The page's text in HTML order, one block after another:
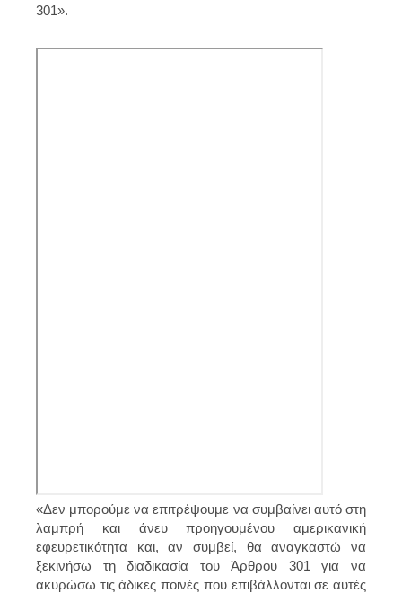
301».
«Δεν μπορούμε να επιτρέψουμε να συμβαίνει αυτό στη
λαμπρή και άνευ προηγουμένου αμερικανική
εφευρετικότητα και, αν συμβεί, θα αναγκαστώ να
ξεκινήσω τη διαδικασία του Άρθρου 301 για να
ακυρώσω τις άδικες ποινές που επιβάλλονται σε αυτές